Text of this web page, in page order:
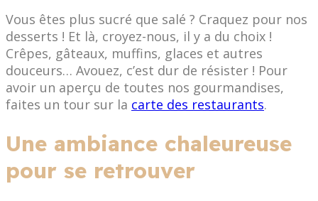
Vous êtes plus sucré que salé ? Craquez pour nos
desserts ! Et là, croyez-nous, il y a du choix !
Crêpes, gâteaux, muffins, glaces et autres
douceurs… Avouez, c’est dur de résister ! Pour
avoir un aperçu de toutes nos gourmandises,
faites un tour sur la carte des restaurants.
Une ambiance chaleureuse
pour se retrouver